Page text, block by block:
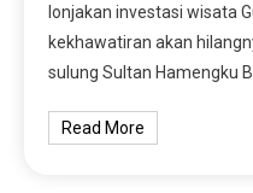
lonjakan investasi wisata
kekhawatiran akan
sulung Sultan Hamengku
Read More